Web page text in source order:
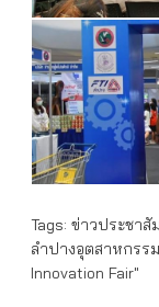
Tags: ข่าวประชา
ลำปางอุตสาหกรร
Innovation Fair"